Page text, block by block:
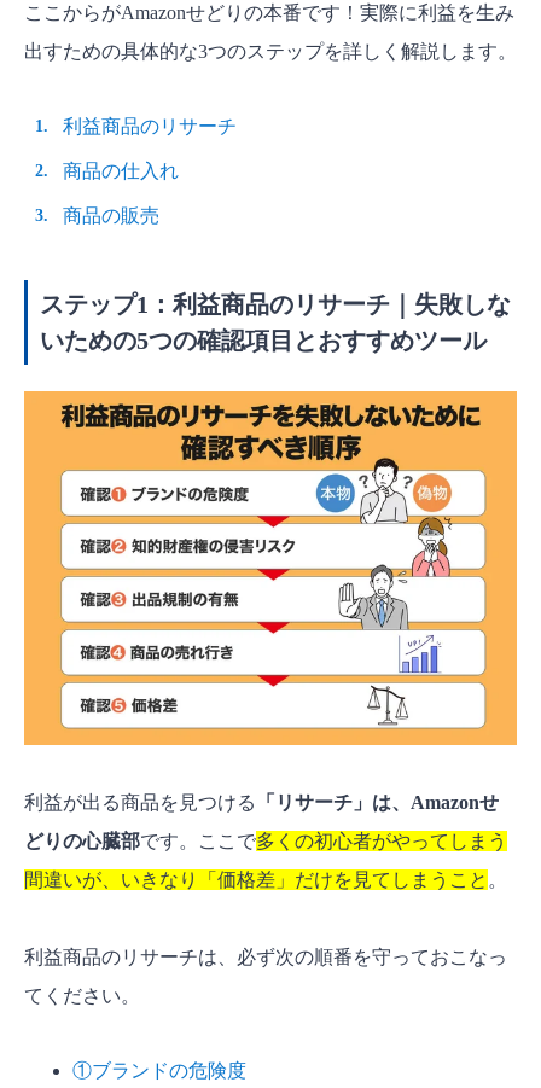
ここからがAmazonせどりの本番です！実際に利益を生み
出すための具体的な3つのステップを詳しく解説します。
利益商品のリサーチ
商品の仕入れ
商品の販売
ステップ1：利益商品のリサーチ｜失敗しな
いための5つの確認項目とおすすめツール
利益が出る商品を見つける
「リサーチ」は、Amazonせ
どりの心臓部です。ここで多くの初心者がやってしまう
間違いが、いきなり「価格差」だけを見てしまうこと 。
利益商品のリサーチは、必ず次の順番を守っておこなっ
てください。
①ブランドの危険度